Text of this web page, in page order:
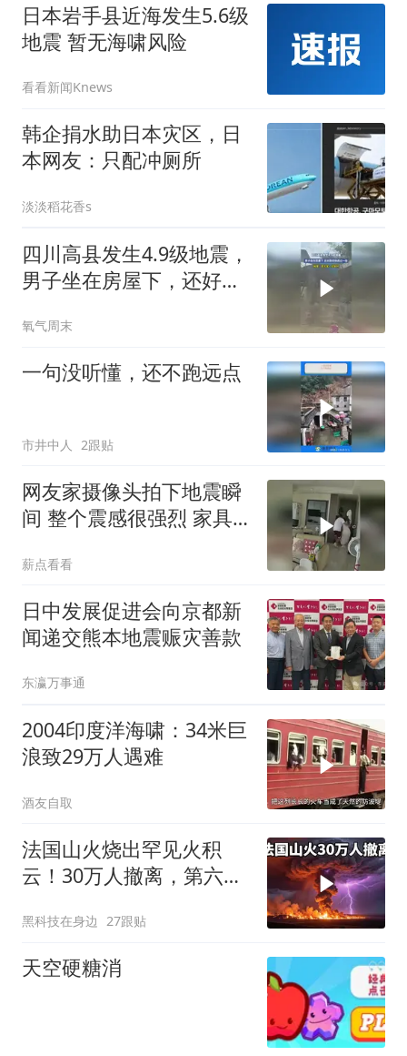
日本岩手县近海发生5.6级
地震 暂无海啸风险
看看新闻Knews
韩企捐水助日本灾区，日
本网友：只配冲厕所
淡淡稻花香s
四川高县发生4.9级地震，
男子坐在房屋下，还好跑
氧气周末
一句没听懂，还不跑远点
市井中人 2跟贴
网友家摄像头拍下地震瞬
间 整个震感很强烈 家具
薪点看看
日中发展促进会向京都新
闻递交熊本地震赈灾善款
东瀛万事通
2004印度洋海啸：34米巨
浪致29万人遇难
酒友自取
法国山火烧出罕见火积
云！30万人撤离，第六代
黑科技在身边 27跟贴
天空硬糖消